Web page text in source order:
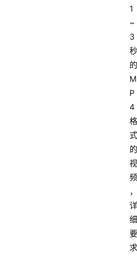
1
~
3
秒
的
M
P
4
格
式
的
视
频
，
详
细
要
求